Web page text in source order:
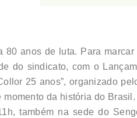
80 anos de luta. Para
do sindicato, com o
25 anos”, organizado
momento da história do
também na sede do